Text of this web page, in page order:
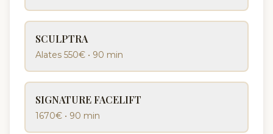
SCULPTRA
Alates 550€ • 90 min
SIGNATURE FACELIFT
1670€ • 90 min